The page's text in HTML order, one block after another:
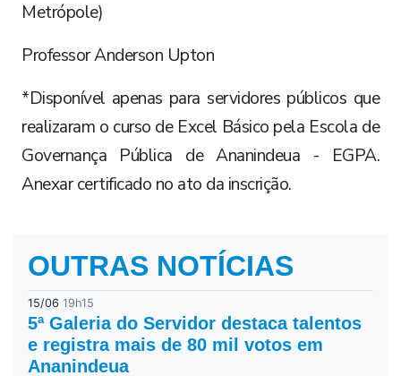
Metrópole)
Professor Anderson Upton
*Disponível apenas para servidores públicos que
realizaram o curso de Excel Básico pela Escola de
Governança Pública de Ananindeua - EGPA.
Anexar certificado no ato da inscrição.
OUTRAS NOTÍCIAS
15/06 19h15
5ª Galeria do Servidor destaca talentos
e registra mais de 80 mil votos em
Ananindeua